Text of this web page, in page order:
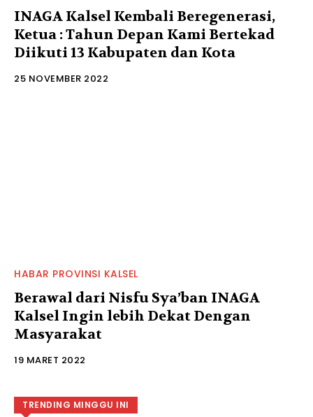
INAGA Kalsel Kembali Beregenerasi,
Ketua : Tahun Depan Kami Bertekad
Diikuti 13 Kabupaten dan Kota
25 NOVEMBER 2022
HABAR PROVINSI KALSEL
Berawal dari Nisfu Sya’ban INAGA
Kalsel Ingin lebih Dekat Dengan
Masyarakat
19 MARET 2022
TRENDING MINGGU INI